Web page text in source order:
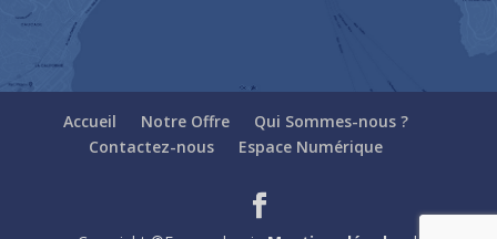
Accueil Notre Offre
Qui Sommes-nous ?
Contactez-nous
Espace Numérique